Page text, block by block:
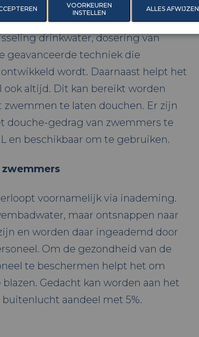
Hiervoor is dus onderzoek nodig.
zoals actief-kool filtratie,
drinkwater, dosering van
geavanceerde techniek die
wordt. Daarnaast helpt het
altijd. Dit kan bereikt worden
te laten douchen. Er zijn
douche-gedrag van zwemmers te
en beschikbaar om te gebruiken.
voornamelijk via inademing.
maar ontsnappen naar
en worden daar ingeademd door
Om de gezondheid van de
te beschermen helpt het om
Gedacht kan worden aan het
aandeel met 5%.
VOORKEUREN
INSTELLEN
ALLES AFWIJZEN